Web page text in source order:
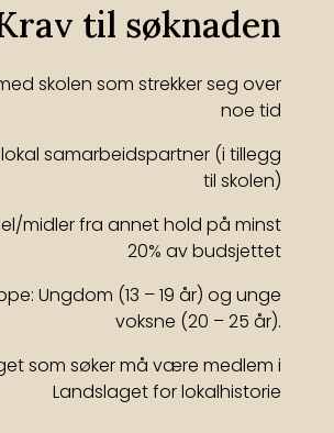
til søknaden
skolen som strekker seg over
noe tid
samarbeidspartner (i tillegg
til skolen)
midler fra annet hold på minst
20% av budsjettet
Ungdom (13 – 19 år) og unge
voksne (20 – 25 år).
som søker må være medlem i
Landslaget for lokalhistorie